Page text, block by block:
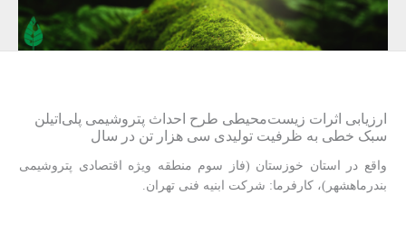
ارزیابی اثرات زیست‌محیطی طرح احداث پتروشیمی پلی‌اتیلن
سبک خطی به ظرفیت تولیدی سی هزار تن در سال
واقع در استان خوزستان (فاز سوم منطقه ویژه اقتصادی پتروشیمی
بندرماهشهر)، کارفرما: شرکت ابنیه فنی تهران.
تماس با ما